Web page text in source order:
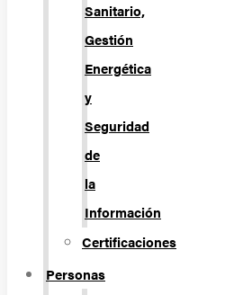
Sanitario,
Gestión
Energética
y
Seguridad
de
la
Información
Certificaciones
Personas